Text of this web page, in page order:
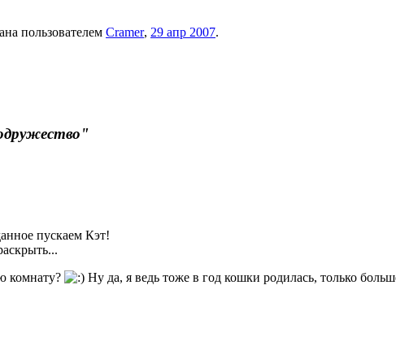
пользователем Cramer, 29 апр 2007.
пускаем Кэт!
комнату?
Ну да, я ведь тоже в год кошки родилась, только